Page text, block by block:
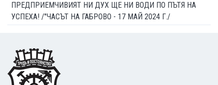
ПРЕДПРИЕМЧИВИЯТ НИ ДУХ ЩЕ НИ ВОДИ ПО ПЪТЯ НА
УСПЕХА! /"ЧАСЪТ НА ГАБРОВО - 17 МАЙ 2024 Г./
Footer